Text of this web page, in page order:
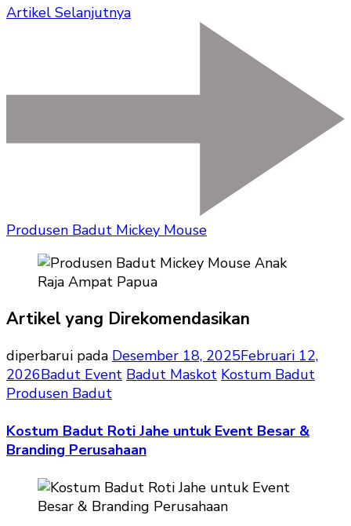
Artikel Selanjutnya
Produsen Badut Mickey Mouse
Artikel yang Direkomendasikan
diperbarui pada Desember 18, 2025Februari 12,
2026Badut Event Badut Maskot Kostum Badut
Produsen Badut
Kostum Badut Roti Jahe untuk Event Besar &
Branding Perusahaan